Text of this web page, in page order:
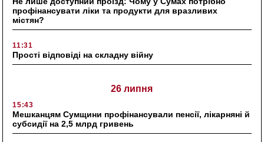
профінансувати ліки та продукти для вразливих
містян?
11:31
Прості відповіді на складну війну
26 липня
15:43
Мешканцям Сумщини профінансували пенсії, лікарняні й
субсидії на 2,5 млрд гривень